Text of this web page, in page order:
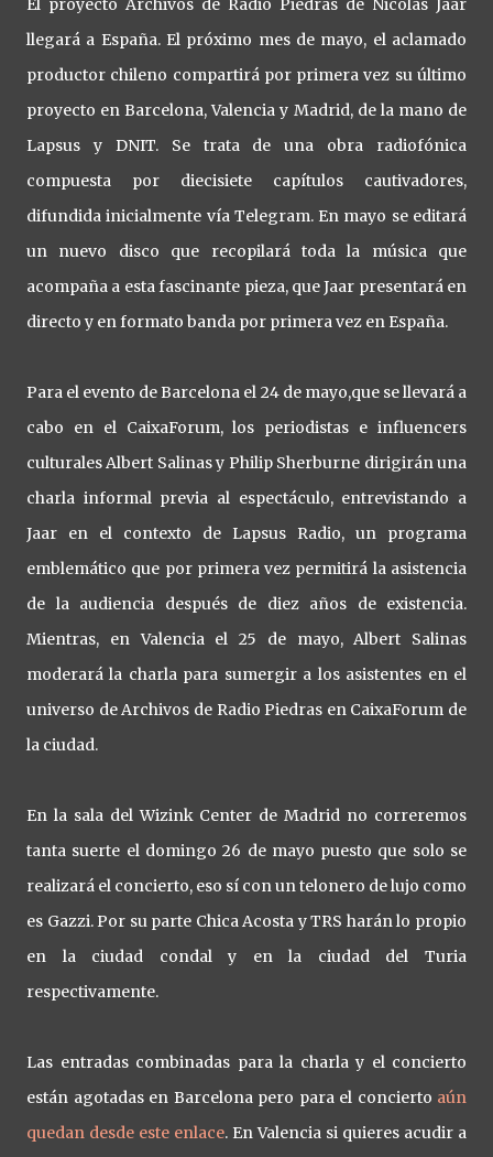
El proyecto Archivos de Radio Piedras de Nicolás Jaar
llegará a España. El próximo mes de mayo, el aclamado
productor chileno compartirá por primera vez su último
proyecto en Barcelona, Valencia y Madrid, de la mano de
Lapsus y DNIT. Se trata de una obra radiofónica
compuesta por diecisiete capítulos cautivadores,
difundida inicialmente vía Telegram. En mayo se editará
un nuevo disco que recopilará toda la música que
acompaña a esta fascinante pieza, que Jaar presentará en
directo y en formato banda por primera vez en España.
Para el evento de Barcelona el 24 de mayo,que se llevará a
cabo en el CaixaForum, los periodistas e influencers
culturales Albert Salinas y Philip Sherburne dirigirán una
charla informal previa al espectáculo, entrevistando a
Jaar en el contexto de Lapsus Radio, un programa
emblemático que por primera vez permitirá la asistencia
de la audiencia después de diez años de existencia.
Mientras, en Valencia el 25 de mayo, Albert Salinas
moderará la charla para sumergir a los asistentes en el
universo de Archivos de Radio Piedras en CaixaForum de
la ciudad.
En la sala del Wizink Center de Madrid no correremos
tanta suerte el domingo 26 de mayo puesto que solo se
realizará el concierto, eso sí con un telonero de lujo como
es Gazzi. Por su parte Chica Acosta y TRS harán lo propio
en la ciudad condal y en la ciudad del Turia
respectivamente.
Las entradas combinadas para la charla y el concierto
están agotadas en Barcelona pero para el concierto aún
quedan desde este enlace. En Valencia si quieres acudir a